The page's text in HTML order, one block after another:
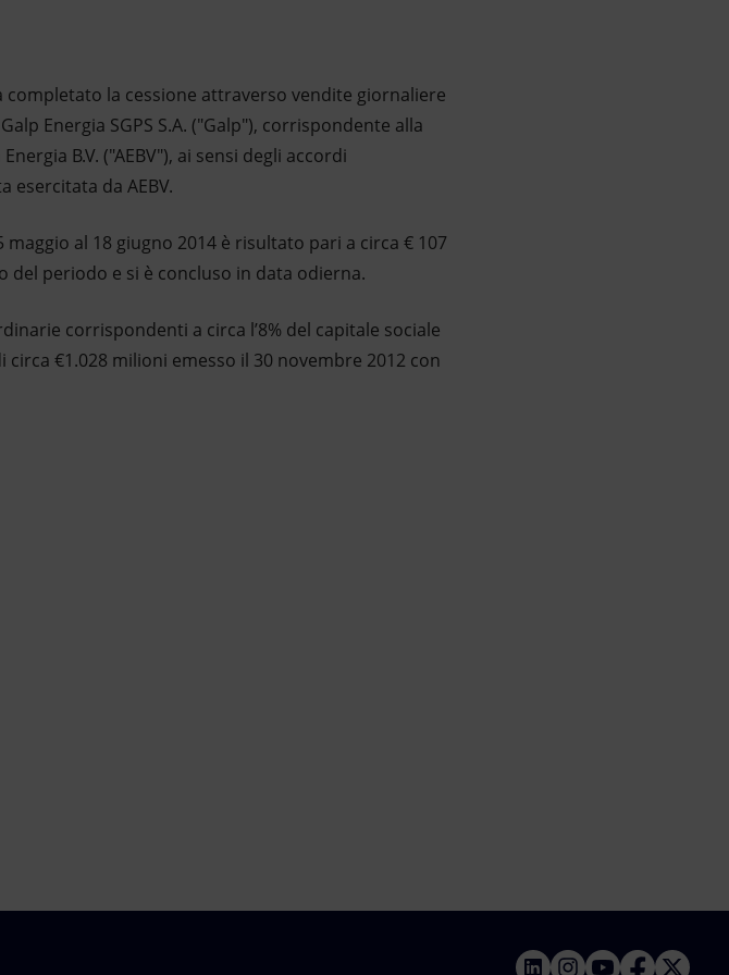
completato la cessione attraverso vendite giornaliere
Energia SGPS S.A. ("Galp"), corrispondente alla
B.V. ("AEBV"), ai sensi degli accordi
esercitata da AEBV.
al 18 giugno 2014 è risultato pari a circa € 107
periodo e si è concluso in data odierna.
corrispondenti a circa l’8% del capitale sociale
€1.028 milioni emesso il 30 novembre 2012 con